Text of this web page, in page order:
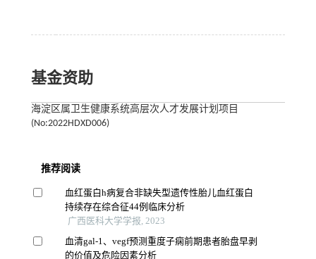
基金资助
海淀区属卫生健康系统高层次人才发展计划项目
(No:2022HDXD006)